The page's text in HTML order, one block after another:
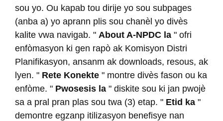
sou yo. Ou kapab tou dirije yo sou subpages
(anba a) yo aprann plis sou chanèl yo divès
kalite vwa navigab. " About A-NPDC la " ofri
enfòmasyon ki gen rapò ak Komisyon Distri
Planifikasyon, ansanm ak downloads, resous, ak
lyen. " Rete Konekte " montre divès fason ou ka
enfòme. " Pwosesis la " diskite sou ki jan pwojè
sa a pral pran plas sou twa (3) etap. " Etid ka "
demontre egzanp itilizasyon benefisye nan